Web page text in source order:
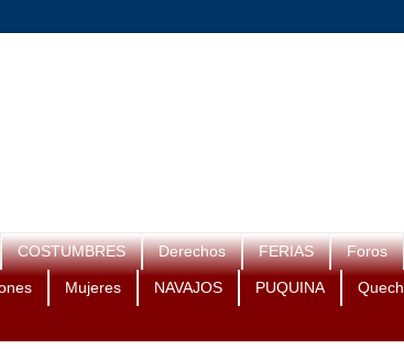
COSTUMBRES Derechos FERIAS Foros
Mujeres NAVAJOS PUQUINA